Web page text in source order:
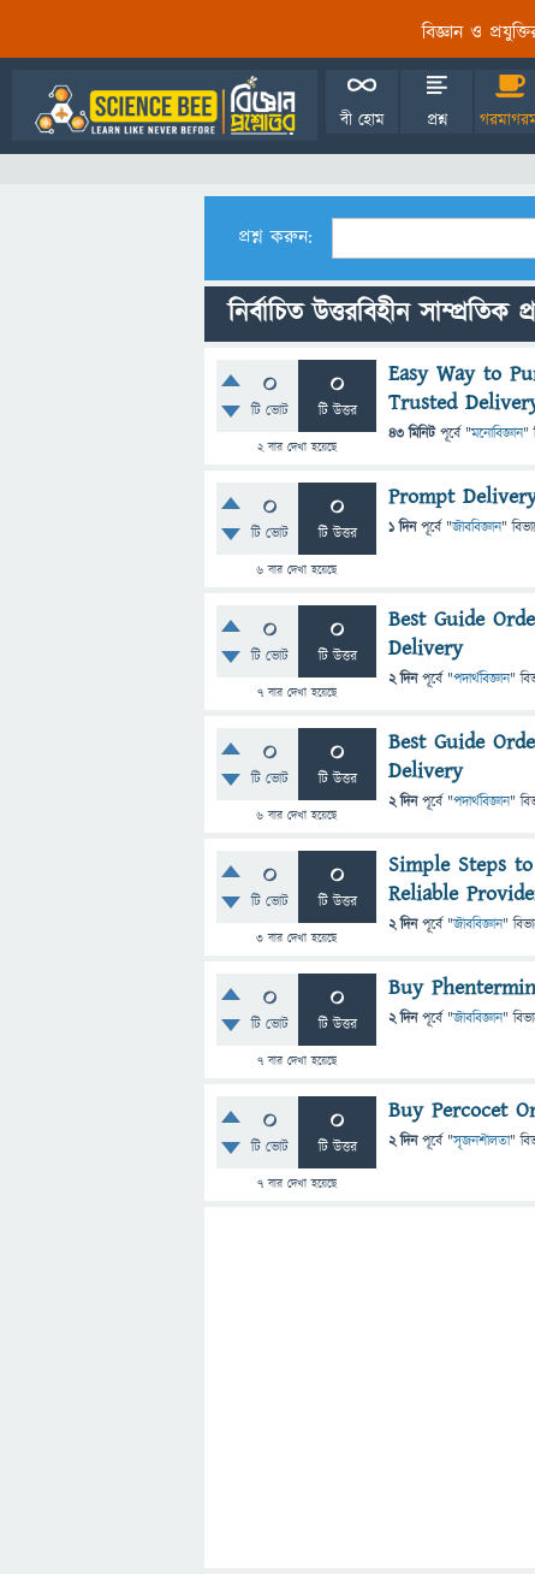
বিজ্ঞান ও
বী হোম প্রশ্ন
প্রশ্ন করুন:
নির্বাচিত উত্তরবিহীন সাম্প্রতিক
0
টি ভোট
0
টি উত্তর
2বার দেখা হয়েছে
Easy Way to
Trusted
43 মিনিটপূর্বে "মনোবিজ্ঞান"
0
টি ভোট
0
টি উত্তর
6 বার দেখা হয়েছে
Prompt
1 দিনপূর্বে "জীববিজ্ঞান"
0
টি ভোট
0
টি উত্তর
7বার দেখা হয়েছে
Best Guide
Delivery
2 দিনপূর্বে "পদার্থবিজ্ঞান"
0
টি ভোট
0
টি উত্তর
6 বার দেখা হয়েছে
Best Guide
Delivery
2 দিনপূর্বে "পদার্থবিজ্ঞান"
0
টি ভোট
0
টি উত্তর
3 বার দেখা হয়েছে
Simple Steps
Reliable
2 দিনপূর্বে "জীববিজ্ঞান"
0
টি ভোট
0
টি উত্তর
7বার দেখা হয়েছে
Buy
2 দিনপূর্বে "জীববিজ্ঞান"
0
টি ভোট
0
টি উত্তর
7বার দেখা হয়েছে
Buy Percocet
2 দিনপূর্বে "সৃজনশীলতা"